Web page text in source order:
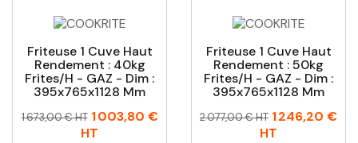
Friteuse 1 Cuve Haut
Rendement : 40kg
Frites/h - GAZ - Dim :
395x765x1128 Mm
Prix
Prix
1 673,00 € HT 1 003,80 €
HT
Friteuse 1 Cuve Haut
Rendement : 50kg
Frites/h - GAZ - Dim :
395x765x1128 Mm
Prix
Prix
2 077,00 € HT 1 246,20 €
HT